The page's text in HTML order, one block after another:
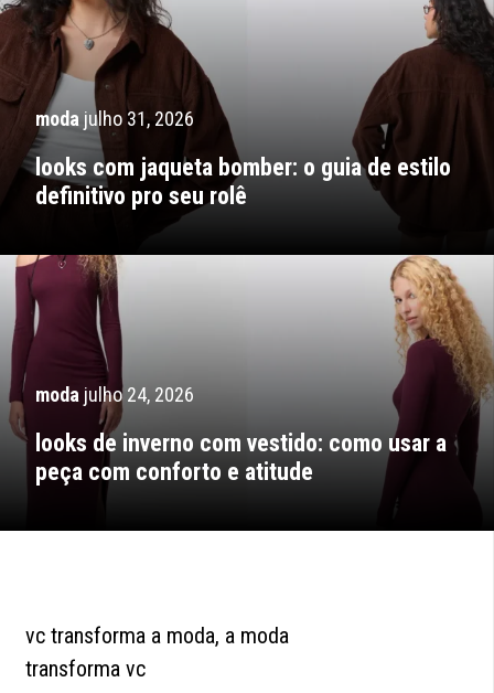
moda julho 31, 2026
looks com jaqueta bomber: o guia de estilo
definitivo pro seu rolê
moda julho 24, 2026
looks de inverno com vestido: como usar a
peça com conforto e atitude
vc transforma a moda, a moda
transforma vc